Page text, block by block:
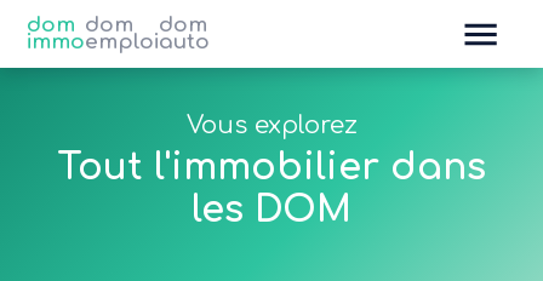
dom
immo
dom
emploi
dom
auto
Vous explorez
Tout l'immobilier dans
les DOM